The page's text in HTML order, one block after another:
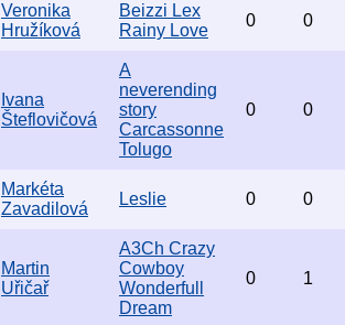
Veronika
Hružíková
Beizzi Lex
Rainy Love
0 0
Ivana
Šteflovičová
A
neverending
story
Carcassonne
Tolugo
0 0
Markéta
Zavadilová
Leslie 0 0
Martin
Uřičař
A3Ch Crazy
Cowboy
Wonderfull
Dream
0 1